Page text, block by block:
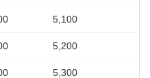
5,100
5,200
5,300